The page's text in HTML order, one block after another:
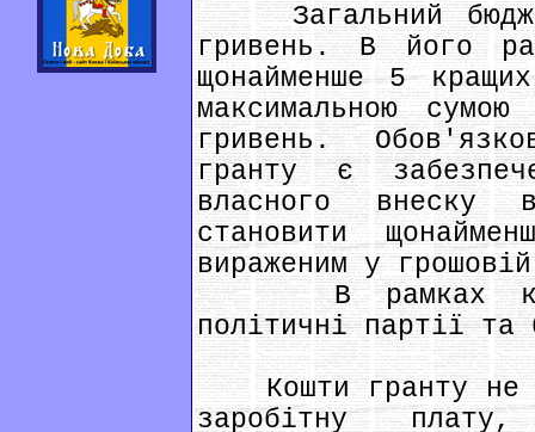
Загальний
гривень. В його
щонайменше 5
максимальною
гривень.
гранту є
власного внеску
становити
вираженим у
В рамках
політичні партії та
Кошти гранту не
заробітну